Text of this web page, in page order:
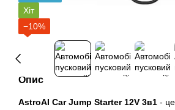
Хіт
−10%
Опис
AstroAI Car Jump Starter 12V 3в1 -